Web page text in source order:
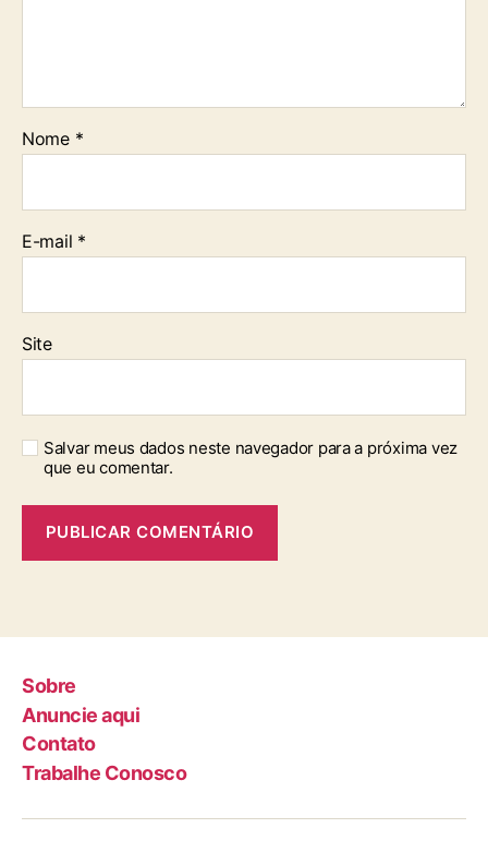
Nome *
E-mail *
Site
Salvar meus dados neste navegador para a próxima vez
que eu comentar.
Sobre
Anuncie aqui
Contato
Trabalhe Conosco